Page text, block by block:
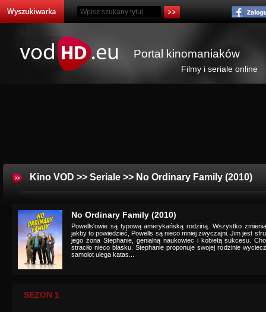
Portal kinomaniaków
Filmy i seriale online
Kino VOD >> Seriale >> No Ordinary Family (2010)
No Ordinary Family (2010)
Powells'owie są typową amerykańską rodziną. Wszystko
jakby to powiedzieć, Powells są nieco mniej zwyczajni. Jim jest
jego żona Stephanie, genialną naukowiec i kobietą sukcesu.
straciło nieco blasku. Stephanie proponuje swojej rodzinie
samolot ulega katas...
SEZON 1